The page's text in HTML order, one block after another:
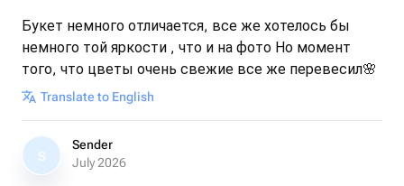
Букет немного отличается, все же хотелось бы
немного той яркости , что и на фото Но момент
того, что цветы очень свежие все же перевесил🌸
Translate to English
S
Sender
July 2026